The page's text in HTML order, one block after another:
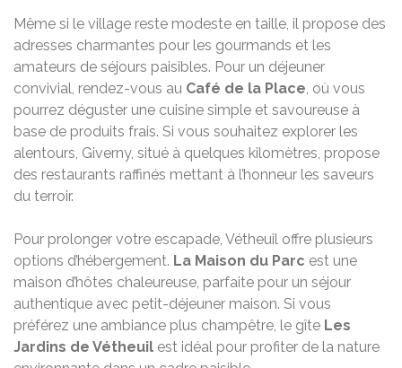
Même si le village reste modeste en taille, il propose des
adresses charmantes pour les gourmands et les
amateurs de séjours paisibles. Pour un déjeuner
convivial, rendez-vous au Café de la Place, où vous
pourrez déguster une cuisine simple et savoureuse à
base de produits frais. Si vous souhaitez explorer les
alentours, Giverny, situé à quelques kilomètres, propose
des restaurants raffinés mettant à l’honneur les saveurs
du terroir.
Pour prolonger votre escapade, Vétheuil offre plusieurs
options d’hébergement. La Maison du Parc est une
maison d’hôtes chaleureuse, parfaite pour un séjour
authentique avec petit-déjeuner maison. Si vous
préférez une ambiance plus champêtre, le gîte Les
Jardins de Vétheuil est idéal pour profiter de la nature